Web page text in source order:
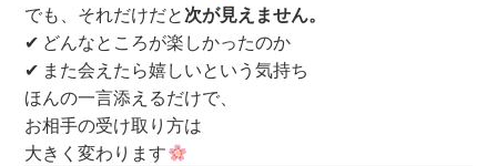
でも、それだけだと 次が見えません。
✔ どんなところが楽しかったのか
✔ また会えたら嬉しいという気持ち
ほんの一言添えるだけで、
お相手の受け取り方は
大きく変わります